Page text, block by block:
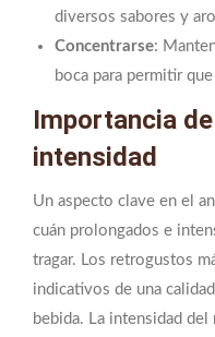
diversos sabores y
Concentrarse:
boca para permitir
Importancia
intensidad
Un aspecto clave en el
cuán prolongados e
tragar. Los retrogustos
indicativos de una
bebida. La intensidad